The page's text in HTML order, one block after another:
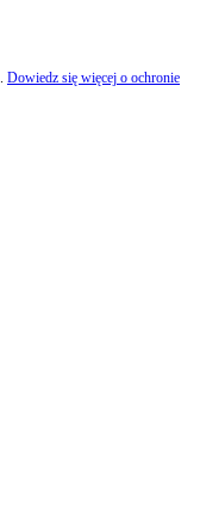
Dowiedz się więcej o ochronie